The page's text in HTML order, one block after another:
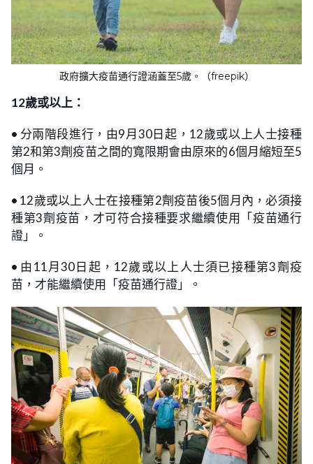
政府擴大疫苗通行證涵蓋至5歲。（freepik）
12歲或以上：
• 分兩階段進行，由9月30日起，12歲或以上人士接種
第2和第3劑疫苗之間的寬限期會由原來的6個月縮短至5
個月。
• 12歲或以上人士在接種第2劑疫苗後5個月內，必須接
種第3劑疫苗，才可符合接種要求繼續使用「疫苗通行
證」。
• 由11月30日起，12歲或以上人士須已接種第3劑疫
苗，才能繼續使用「疫苗通行證」。